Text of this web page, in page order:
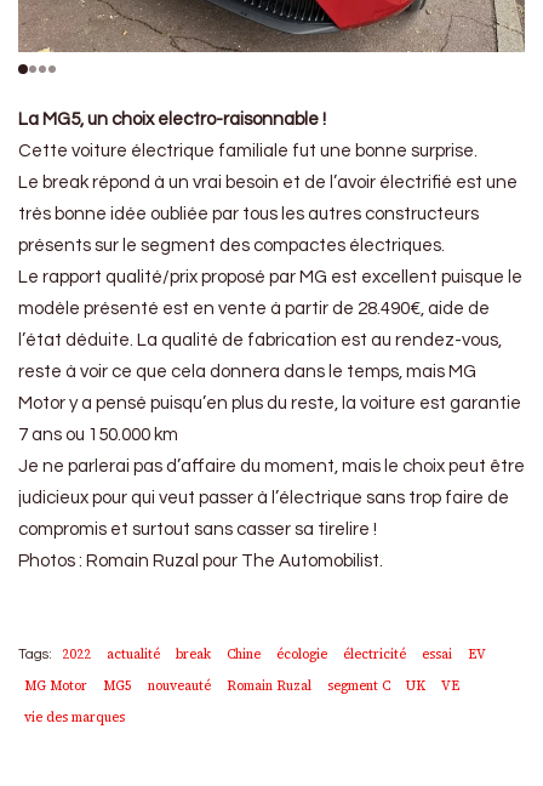
La MG5, un choix electro-raisonnable !
Cette voiture électrique familiale fut une bonne surprise.
Le break répond à un vrai besoin et de l’avoir électrifié est une
très bonne idée oubliée par tous les autres constructeurs
présents sur le segment des compactes électriques.
Le rapport qualité/prix proposé par MG est excellent puisque le
modèle présenté est en vente à partir de 28.490€, aide de
l’état déduite. La qualité de fabrication est au rendez-vous,
reste à voir ce que cela donnera dans le temps, mais MG
Motor y a pensé puisqu’en plus du reste, la voiture est garantie
7 ans ou 150.000 km
Je ne parlerai pas d’affaire du moment, mais le choix peut être
judicieux pour qui veut passer à l’électrique sans trop faire de
compromis et surtout sans casser sa tirelire !
Photos : Romain Ruzal pour The Automobilist.
Tags: 2022 actualité break Chine écologie électricité essai
EV
MG Motor
MG5 nouveauté Romain Ruzal segment C UK
VE
vie des marques